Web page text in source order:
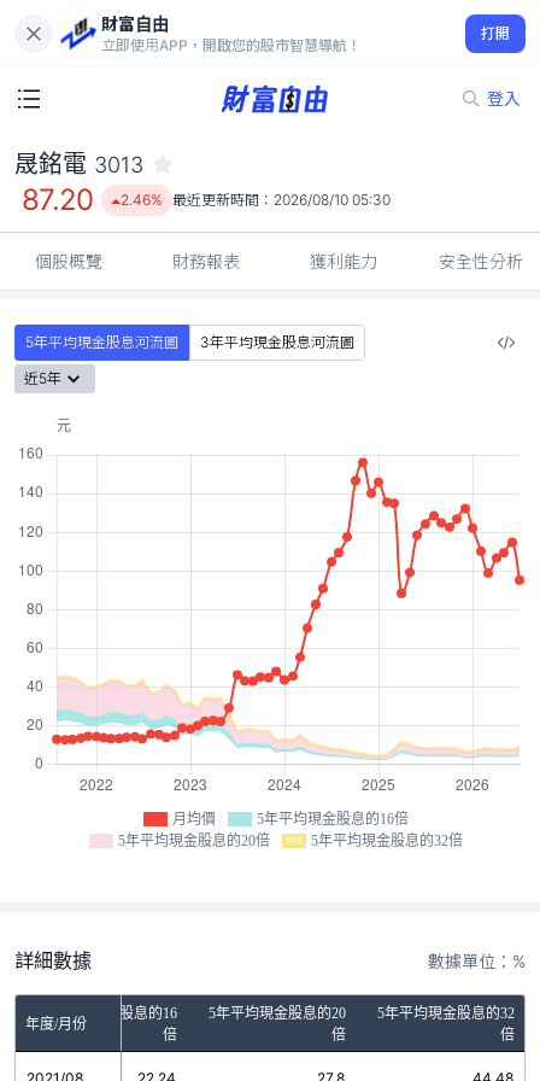
財富自由
立即使用APP，開啟您的股市智慧導航！
打開
登入
87.20
2.46%
晟銘電 3013
87.20 2.46% 最近更新時間： 2026/08/10 05:30
個股概覽 財務報表 獲利能力 安全性分析
5年平均現金股息河流圖
3年平均現金股息河流圖
近5年
月均價
5年平均現金股息的16倍
5年平均現金股息的20倍
5年平均現金股息的32倍
詳細數據 數據單位：%
年度/月份
5年平均現金股息的16
倍
5年平均現金股息的20
倍
5年平均現金股息的32
倍